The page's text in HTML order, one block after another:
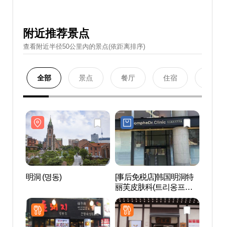
附近推荐景点
查看附近半径50公里內的景点(依距离排序)
全部 景点 餐厅 住宿
明洞 (명동)
[事后免税店]韩国明洞特
丽芙皮肤科(트리옹프닥
터의원)